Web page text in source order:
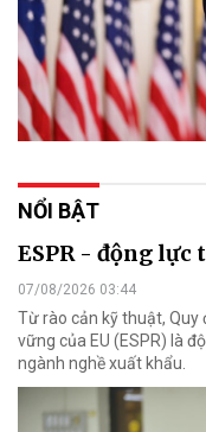
NỔI BẬT
ESPR - động lực
07/08/2026 03:44
Từ rào cản kỹ thuật, Quy
vững của EU (ESPR) là
ngành nghề xuất khẩu.